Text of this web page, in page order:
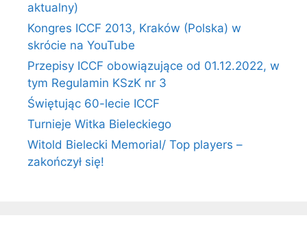
aktualny)
Kongres ICCF 2013, Kraków (Polska) w
skrócie na YouTube
Przepisy ICCF obowiązujące od 01.12.2022, w
tym Regulamin KSzK nr 3
Świętując 60-lecie ICCF
Turnieje Witka Bieleckiego
Witold Bielecki Memorial/ Top players –
zakończył się!